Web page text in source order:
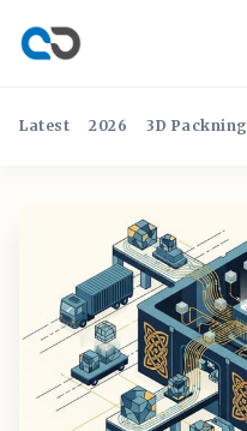
Latest 2026 3D Packning